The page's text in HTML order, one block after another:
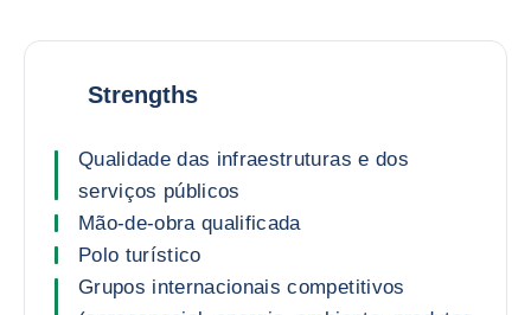
Strengths
Qualidade das infraestruturas e dos
serviços públicos
Mão-de-obra qualificada
Polo turístico
Grupos internacionais competitivos